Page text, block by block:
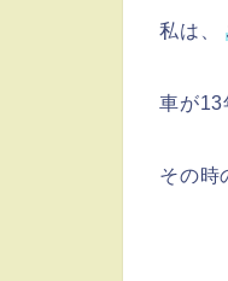
私は、
車が13
その時